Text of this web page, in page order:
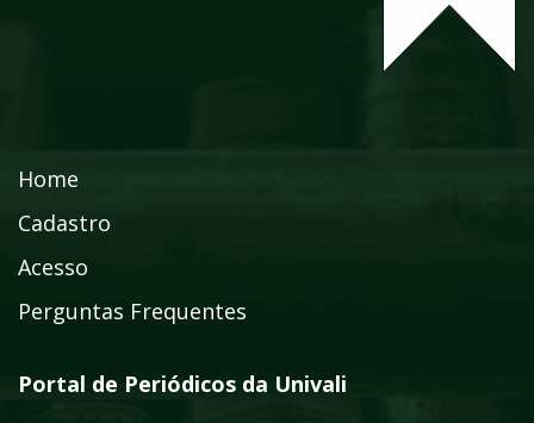
Home
Cadastro
Acesso
Perguntas Frequentes
Portal de Periódicos da Univali